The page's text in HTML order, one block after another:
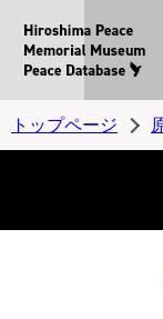
トップページ